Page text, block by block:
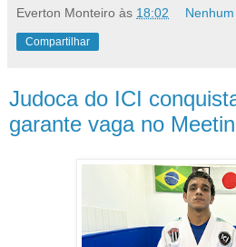
Everton Monteiro às 18:02
Compartilhar
Judoca do ICI
garante vaga no